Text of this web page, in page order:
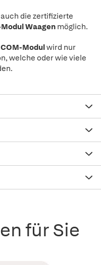
auch die zertifizierte
Waagenmöglich.
COM-Modulwird nur
welche oder wie viele
für Sie